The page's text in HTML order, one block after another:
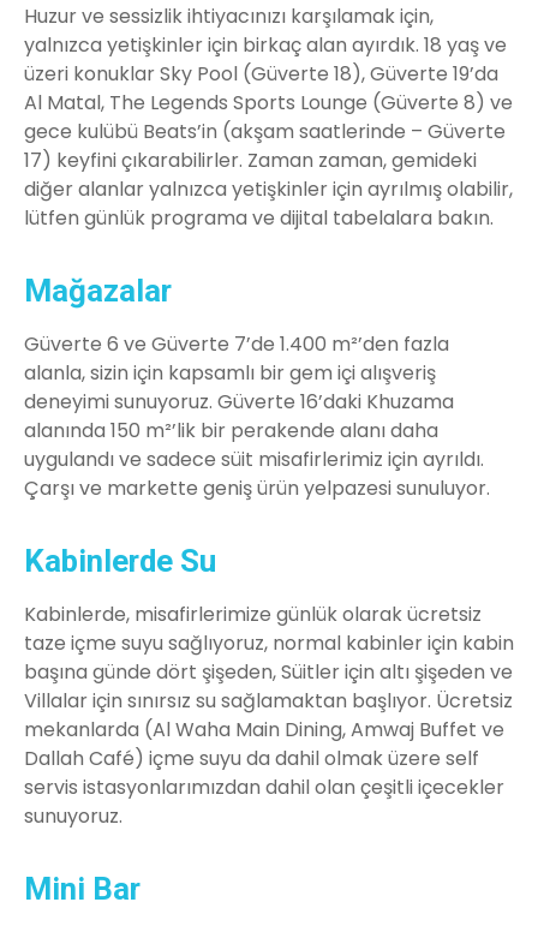
Huzur ve sessizlik ihtiyacınızı karşılamak için,
yalnızca yetişkinler için birkaç alan ayırdık. 18 yaş ve
üzeri konuklar Sky Pool (Güverte 18), Güverte 19’da
Al Matal, The Legends Sports Lounge (Güverte 8) ve
gece kulübü Beats’in (akşam saatlerinde – Güverte
17) keyfini çıkarabilirler. Zaman zaman, gemideki
diğer alanlar yalnızca yetişkinler için ayrılmış olabilir,
lütfen günlük programa ve dijital tabelalara bakın.
Mağazalar
Güverte 6 ve Güverte 7’de 1.400 m²’den fazla
alanla, sizin için kapsamlı bir gem içi alışveriş
deneyimi sunuyoruz. Güverte 16’daki Khuzama
alanında 150 m²’lik bir perakende alanı daha
uygulandı ve sadece süit misafirlerimiz için ayrıldı.
Çarşı ve markette geniş ürün yelpazesi sunuluyor.
Kabinlerde Su
Kabinlerde, misafirlerimize günlük olarak ücretsiz
taze içme suyu sağlıyoruz, normal kabinler için kabin
başına günde dört şişeden, Süitler için altı şişeden ve
Villalar için sınırsız su sağlamaktan başlıyor. Ücretsiz
mekanlarda (Al Waha Main Dining, Amwaj Buffet ve
Dallah Café) içme suyu da dahil olmak üzere self
servis istasyonlarımızdan dahil olan çeşitli içecekler
sunuyoruz.
Mini Bar